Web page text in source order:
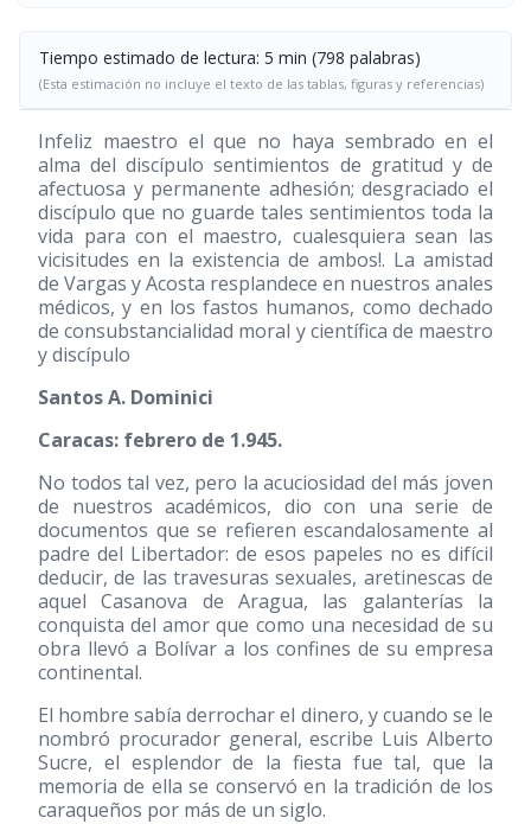
Tiempo estimado de lectura: 5 min (798 palabras)
(Esta estimación no incluye el texto de las tablas, figuras y referencias)
Infeliz maestro el que no haya sembrado en el
alma del discípulo sentimientos de gratitud y de
afectuosa y permanente adhesión; desgraciado el
discípulo que no guarde tales sentimientos toda la
vida para con el maestro, cualesquiera sean las
vicisitudes en la existencia de ambos!. La amistad
de Vargas y Acosta resplandece en nuestros anales
médicos, y en los fastos humanos, como dechado
de consubstancialidad moral y científica de maestro
y discípulo
Santos A. Dominici
Caracas: febrero de 1.945.
No todos tal vez, pero la acuciosidad del más joven
de nuestros académicos, dio con una serie de
documentos que se refieren escandalosamente al
padre del Libertador: de esos papeles no es difícil
deducir, de las travesuras sexuales, aretinescas de
aquel Casanova de Aragua, las galanterías la
conquista del amor que como una necesidad de su
obra llevó a Bolívar a los confines de su empresa
continental.
El hombre sabía derrochar el dinero, y cuando se le
nombró procurador general, escribe Luis Alberto
Sucre, el esplendor de la fiesta fue tal, que la
memoria de ella se conservó en la tradición de los
caraqueños por más de un siglo.